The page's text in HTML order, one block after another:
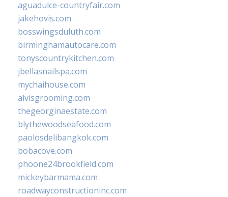
aguadulce-countryfair.com
jakehovis.com
bosswingsduluth.com
birminghamautocare.com
tonyscountrykitchen.com
jbellasnailspa.com
mychaihouse.com
alvisgrooming.com
thegeorginaestate.com
blythewoodseafood.com
paolosdelibangkok.com
bobacove.com
phoone24brookfield.com
mickeybarmama.com
roadwayconstructioninc.com